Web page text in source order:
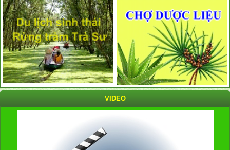
VIDEO